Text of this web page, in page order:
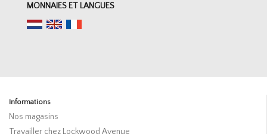
MONNAIES ET LANGUES
Informations
Nos magasins
Travailler chez Lockwood Avenue